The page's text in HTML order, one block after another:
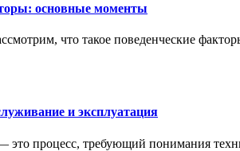
основные моменты
что такое поведенческие
и эксплуатация
это процесс, требующий понимания